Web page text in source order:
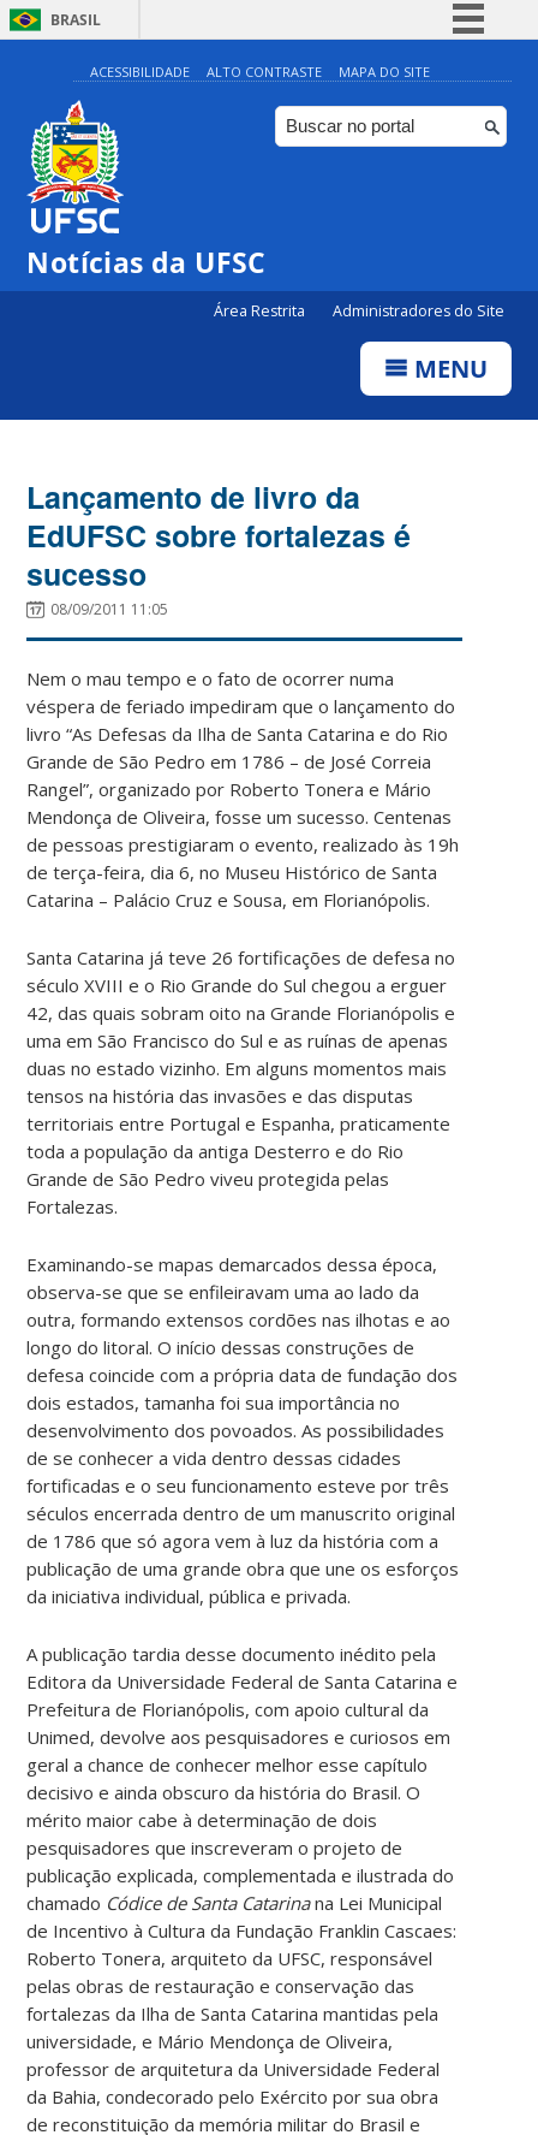
BRASIL
Simplifique!
Comunica BR
Participe
ACESSIBILIDADE ALTO CONTRASTE MAPA DO SITE
Notícias da UFSC
Área Restrita Administradores do Site
MENU
Lançamento de livro da
EdUFSC sobre fortalezas é
sucesso
08/09/2011 11:05
Nem o mau tempo e o fato de ocorrer numa
véspera de feriado impediram que o lançamento do
livro “As Defesas da Ilha de Santa Catarina e do Rio
Grande de São Pedro em 1786 – de José Correia
Rangel”, organizado por Roberto Tonera e Mário
Mendonça de Oliveira, fosse um sucesso. Centenas
de pessoas prestigiaram o evento, realizado às 19h
de terça-feira, dia 6, no Museu Histórico de Santa
Catarina – Palácio Cruz e Sousa, em Florianópolis.
Santa Catarina já teve 26 fortificações de defesa no
século XVIII e o Rio Grande do Sul chegou a erguer
42, das quais sobram oito na Grande Florianópolis e
uma em São Francisco do Sul e as ruínas de apenas
duas no estado vizinho. Em alguns momentos mais
tensos na história das invasões e das disputas
territoriais entre Portugal e Espanha, praticamente
toda a população da antiga Desterro e do Rio
Grande de São Pedro viveu protegida pelas
Fortalezas.
Examinando-se mapas demarcados dessa época,
observa-se que se enfileiravam uma ao lado da
outra, formando extensos cordões nas ilhotas e ao
longo do litoral. O início dessas construções de
defesa coincide com a própria data de fundação dos
dois estados, tamanha foi sua importância no
desenvolvimento dos povoados. As possibilidades
de se conhecer a vida dentro dessas cidades
fortificadas e o seu funcionamento esteve por três
séculos encerrada dentro de um manuscrito original
de 1786 que só agora vem à luz da história com a
publicação de uma grande obra que une os esforços
da iniciativa individual, pública e privada.
A publicação tardia desse documento inédito pela
Editora da Universidade Federal de Santa Catarina e
Prefeitura de Florianópolis, com apoio cultural da
Unimed, devolve aos pesquisadores e curiosos em
geral a chance de conhecer melhor esse capítulo
decisivo e ainda obscuro da história do Brasil. O
mérito maior cabe à determinação de dois
pesquisadores que inscreveram o projeto de
publicação explicada, complementada e ilustrada do
chamado Códice de Santa Catarinana Lei Municipal
de Incentivo à Cultura da Fundação Franklin Cascaes:
Roberto Tonera, arquiteto da UFSC, responsável
pelas obras de restauração e conservação das
fortalezas da Ilha de Santa Catarina mantidas pela
universidade, e Mário Mendonça de Oliveira,
professor de arquitetura da Universidade Federal
da Bahia, condecorado pelo Exército por sua obra
de reconstituição da memória militar do Brasil e